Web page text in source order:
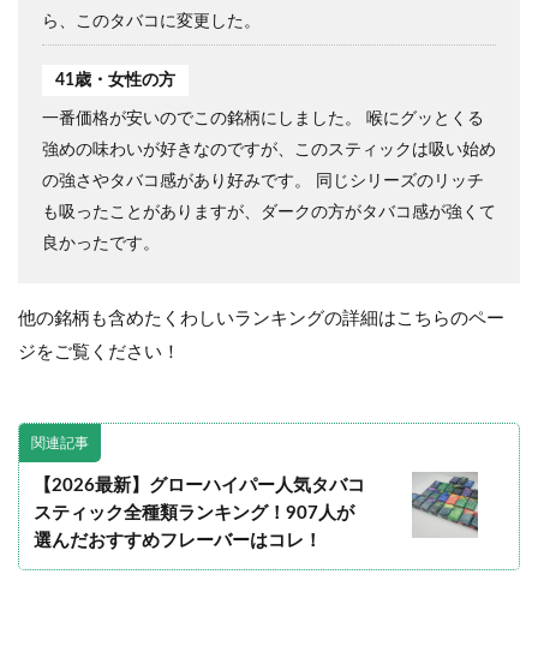
ら、このタバコに変更した。
41歳・女性の方
一番価格が安いのでこの銘柄にしました。 喉にグッとくる
強めの味わいが好きなのですが、このスティックは吸い始め
の強さやタバコ感があり好みです。 同じシリーズのリッチ
も吸ったことがありますが、ダークの方がタバコ感が強くて
良かったです。
他の銘柄も含めたくわしいランキングの詳細はこちらのペー
ジをご覧ください！
関連記事
【2026最新】グローハイパー人気タバコ
スティック全種類ランキング！907人が
選んだおすすめフレーバーはコレ！